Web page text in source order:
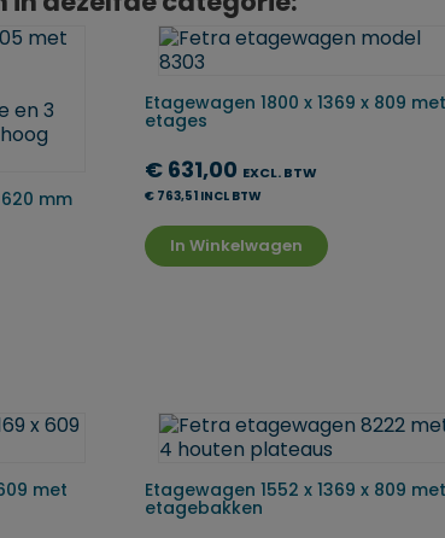
mm
Etagewagen 1800 x 1369 x 809
etages
€ 631,00 EXCL. BTW
€ 763,51 INCL BTW
In Winkelwagen
met Etagewagen 1552 x 1369 x 809
etagebakken